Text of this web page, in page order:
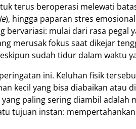
terus beroperasi melewati
), hingga paparan stres
mulai dari rasa pegal
merusak fokus saat dikejar
sudah tidur dalam waktu
ini. Keluhan fisik
kecil yang bisa diabaikan atau
paling sering diambil adalah
tujuan instan: